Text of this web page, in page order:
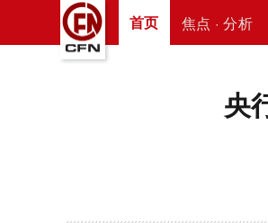
首页 焦点 · 分析
央